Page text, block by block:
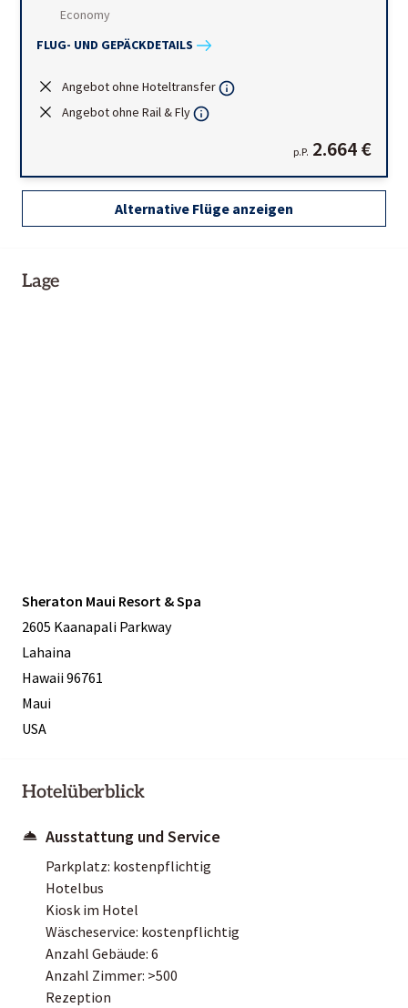
Economy
FLUG- UND GEPÄCKDETAILS
Angebot ohne Hoteltransfer
Angebot ohne Rail & Fly
p.P. 2.664 €
Alternative Flüge anzeigen
Lage
Sheraton Maui Resort & Spa
2605 Kaanapali Parkway
Lahaina
Hawaii 96761
Maui
USA
Hotelüberblick
Ausstattung und Service
Parkplatz: kostenpflichtig
Hotelbus
Kiosk im Hotel
Wäscheservice: kostenpflichtig
Anzahl Gebäude: 6
Anzahl Zimmer: >500
Rezeption